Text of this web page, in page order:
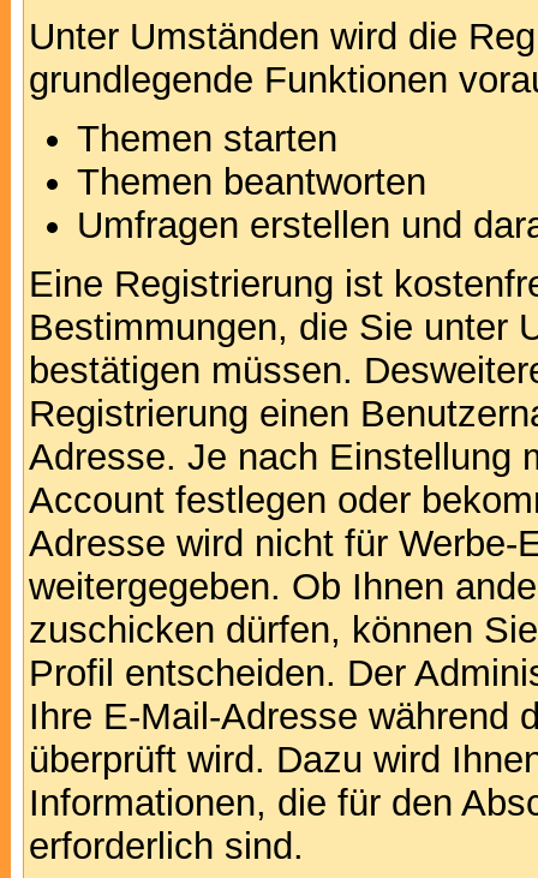
Unter Umständen wird die
grundlegende Funktionen
Themen starten
Themen beantworten
Umfragen erstellen und
Eine Registrierung ist
Bestimmungen, die Sie unter
bestätigen müssen.
Registrierung einen
Adresse. Je nach Einstellung
Account festlegen oder
Adresse wird nicht für
weitergegeben. Ob Ihnen
zuschicken dürfen, können
Profil entscheiden. Der
Ihre E-Mail-Adresse während
überprüft wird. Dazu wird
Informationen, die für den
erforderlich sind.